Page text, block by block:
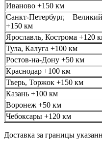
Иваново +150 км
Санкт-Петербург,
+150 км
Ярославль, Кострома +120
Тула, Калуга +100 км
Ростов-на-Дону +50 км
Краснодар +100 км
Тверь, Торжок +150 км
Казань +100 км
Воронеж +50 км
Чебоксары +120 км
Доставка за границы